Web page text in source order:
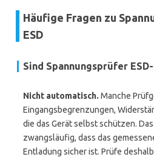
Häufige Fragen zu
ESD
Sind Spannungsprüfer
Nicht automatisch. Manche
Eingangsbegrenzungen,
die das Gerät selbst schützen.
zwangsläufig, dass das
Entladung sicher ist. Prüfe